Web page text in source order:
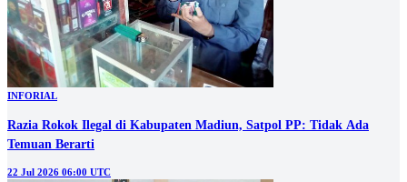
INFORIAL
Razia Rokok Ilegal di Kabupaten Madiun, Satpol PP: Tidak Ada
Temuan Berarti
22 Jul 2026 06:00 UTC